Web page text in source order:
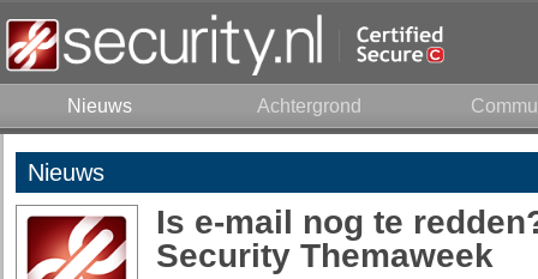
Nieuws Achtergrond
Nieuws
Is e-mail nog te
Security Themaweek